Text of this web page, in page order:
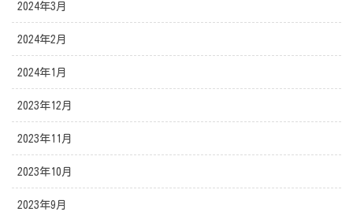
2024年3月
2024年2月
2024年1月
2023年12月
2023年11月
2023年10月
2023年9月